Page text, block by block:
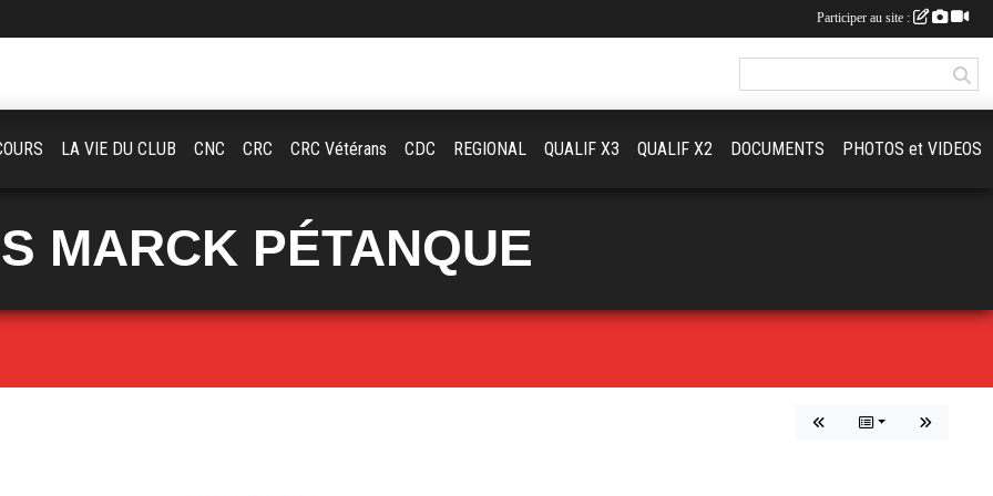
MARCK PÉTANQUE
LA VIE DU CLUB CNC CRC CRC Vétérans CDC REGIONAL QUALIF X3 QUALIF X2 DOCUMENTS PHOTOS et VIDEOS
Participer au site :